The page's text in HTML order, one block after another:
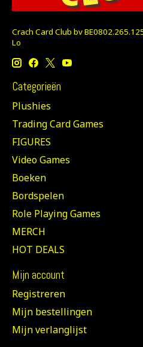
Crach Card Club bv
Lo
Categorieën
Plushies
Trading Card Games
FIGURES
Video Games
Boeken
Bordspelen
Role Playing Games
MERCH
HOT DEALS
Mijn account
Registreren
Mijn bestellingen
Mijn verlanglijst